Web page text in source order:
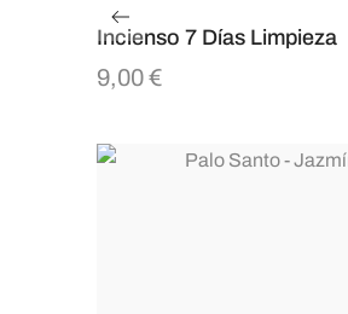
Incienso 7 Días Limpieza
9,00€